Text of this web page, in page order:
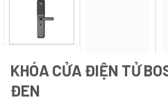
KHÓA CỬA ĐIỆN TỬ
ĐEN